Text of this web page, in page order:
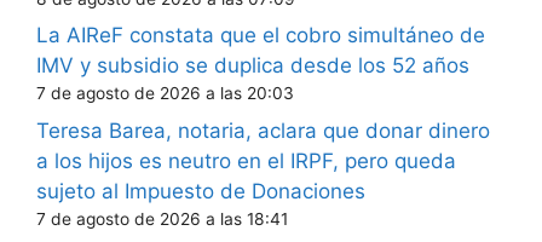
La AIReF constata que el cobro simultáneo de
IMV y subsidio se duplica desde los 52 años
7 de agosto de 2026 a las 20:03
Teresa Barea, notaria, aclara que donar dinero
a los hijos es neutro en el IRPF, pero queda
sujeto al Impuesto de Donaciones
7 de agosto de 2026 a las 18:41